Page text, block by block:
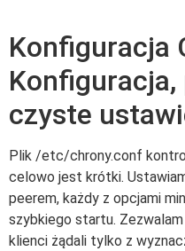
Konfiguracja
czyste
Plik /etc/chrony.conf
celowo jest krótki.
peerem, każdy z opcjami
szybkiego startu.
klienci żądali tylko z